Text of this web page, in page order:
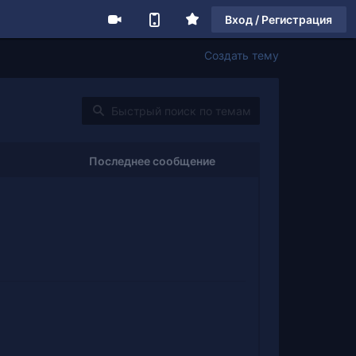
Вход / Регистрация
Создать тему
Последнее сообщение